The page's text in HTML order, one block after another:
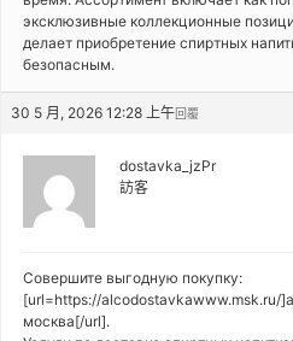
эксклюзивные коллекционные
делает приобретение спиртных
безопасным.
30 5 月, 2026 12:28 上午回覆
dostavka_jzPr
訪客
Совершите выгодную покупку:
[url=https://alcodostavkawww.msk.ru/
москва[/url].